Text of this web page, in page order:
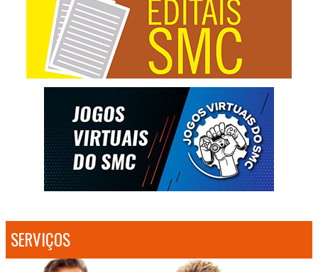
SERVIÇOS